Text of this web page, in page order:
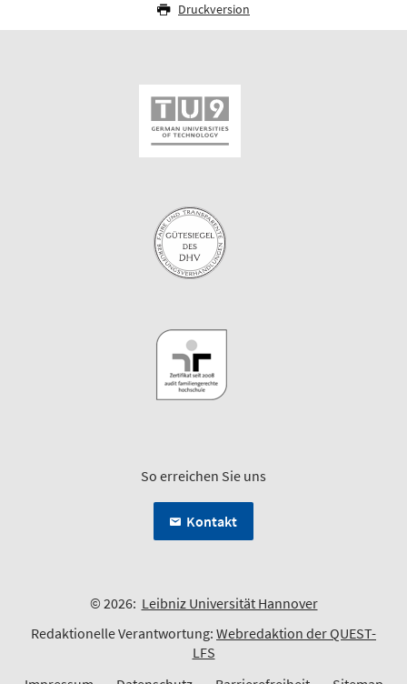
Druckversion
So erreichen Sie uns
Kontakt
© 2026: Leibniz Universität Hannover
Redaktionelle Verantwortung: Webredaktion der QUEST-
LFS